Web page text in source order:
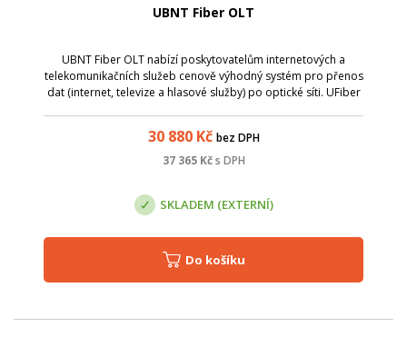
UBNT Fiber OLT
UBNT Fiber OLT nabízí poskytovatelům internetových a
telekomunikačních služeb cenově výhodný systém pro přenos
dat (internet, televize a hlasové služby) po optické síti. UFiber
30 880Kč bez DPH
37 365Kč s DPH
SKLADEM (EXTERNÍ)
Do košíku